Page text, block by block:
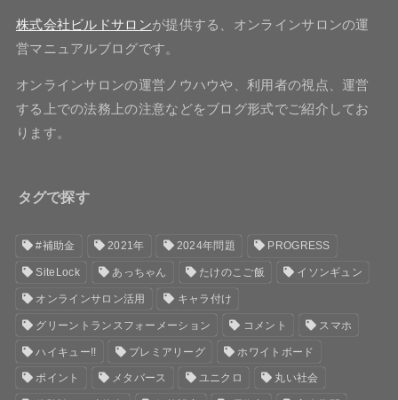
株式会社ビルドサロンが提供する、オンラインサロンの運
営マニュアルブログです。
オンラインサロンの運営ノウハウや、利用者の視点、運営
する上での法務上の注意などをブログ形式でご紹介してお
ります。
タグで探す
#補助金 2021年 2024年問題 PROGRESS
SiteLock あっちゃん たけのこご飯 イソンギュン
オンラインサロン活用 キャラ付け
グリーントランスフォーメーション コメント スマホ
ハイキュー!! プレミアリーグ ホワイトボード
ポイント メタバース ユニクロ 丸い社会